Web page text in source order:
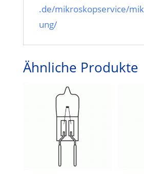
.de/mikroskopservice/
ung/
Ähnliche Produkte